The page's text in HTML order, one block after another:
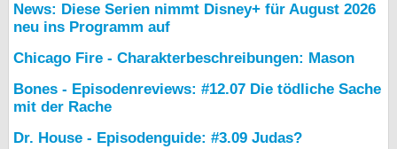
News: Diese Serien nimmt Disney+ für August 2026
neu ins Programm auf
Chicago Fire - Charakterbeschreibungen: Mason
Bones - Episodenreviews: #12.07 Die tödliche Sache
mit der Rache
Dr. House - Episodenguide: #3.09 Judas?